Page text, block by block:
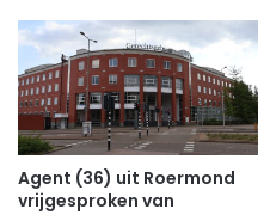
Agent (36) uit Roermond
vrijgesproken van